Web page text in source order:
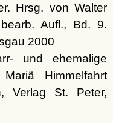
Hrsg. von Walter
Aufl., Bd. 9.
2000
und ehemalige
Mariä Himmelfahrt
Verlag St. Peter,